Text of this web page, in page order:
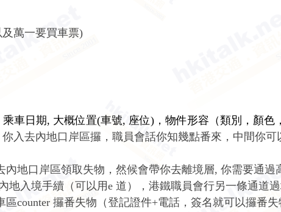
萬一要買車票)
車日期, 大概位置(車號, 座位)，物件形容（類別，顏色
你入去內地口岸區攞，職員會話你知幾點番來，中間你可
內地口岸區領取失物，然候會帶你去離境層, 你需要通過
地入境手續（可以用e道），港鐵職員會行另一條通道
區counter攞番失物（登記證件+電話，簽名就可以攞番